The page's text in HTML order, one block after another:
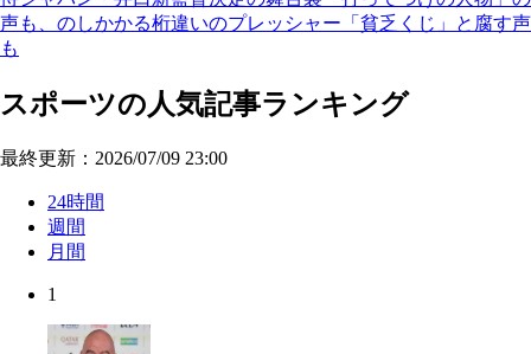
声も、のしかかる桁違いのプレッシャー「貧乏くじ」と腐す声
も
スポーツの人気記事ランキング
最終更新：2026/07/09 23:00
24時間
週間
月間
1